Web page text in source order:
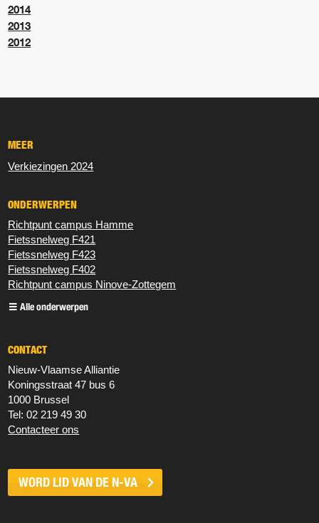
2014
2013
2012
MEER
Verkiezingen 2024
ONDERWERPEN
Richtpunt campus Hamme
Fietssnelweg F421
Fietssnelweg F423
Fietssnelweg F402
Richtpunt campus Ninove-Zottegem
Alle onderwerpen
CONTACT
Nieuw‐Vlaamse Alliantie
Koningsstraat 47 bus 6
1000 Brussel
Tel: 02 219 49 30
Contacteer ons
WORD LID VAN DE N-VA